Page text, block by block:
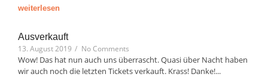
weiterlesen
Ausverkauft
13. August 2019 / No Comments
Wow! Das hat nun auch uns überrascht. Quasi über Nacht haben
wir auch noch die letzten Tickets verkauft. Krass! Danke!...